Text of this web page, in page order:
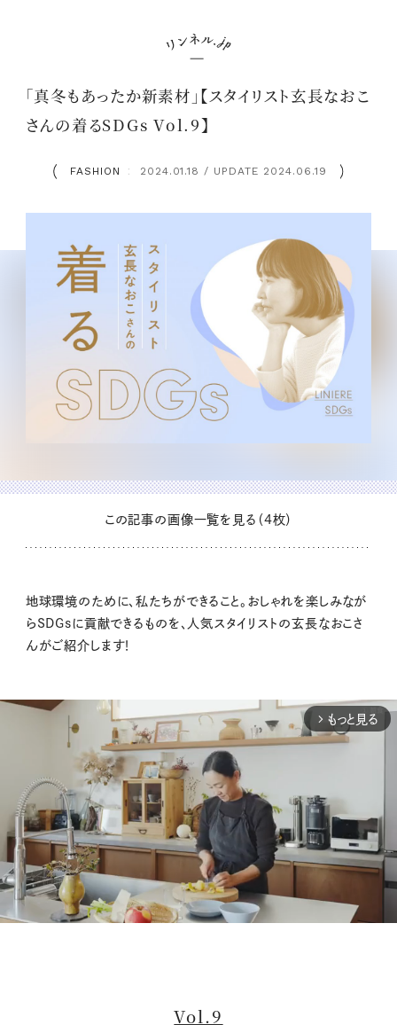
「真冬もあったか新素材」【スタイリスト玄長なおこ
さんの着るSDGs Vol.9】
FASHION ： 2024.01.18 / UPDATE 2024.06.19
この記事の画像一覧を見る（4枚）
地球環境のために、私たちができること。おしゃれを楽しみなが
らSDGsに貢献できるものを、人気スタイリストの玄長なおこさ
んがご紹介します！
arrow_forward_ios もっと見る
Vol.9